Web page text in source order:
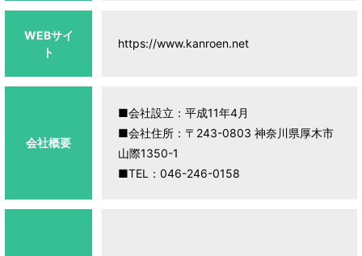
WEBサイ
ト
https://www.kanroen.net
会社概要
■会社設立：平成11年4月
■会社住所：〒243-0803 神奈川県厚木市
山際1350-1
■TEL：046-246-0158